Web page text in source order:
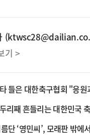
기 >
들은 대한축구협회 "응
리째 흔들리는 대한민국
단 ‘영민씨’, 모래판 밖에